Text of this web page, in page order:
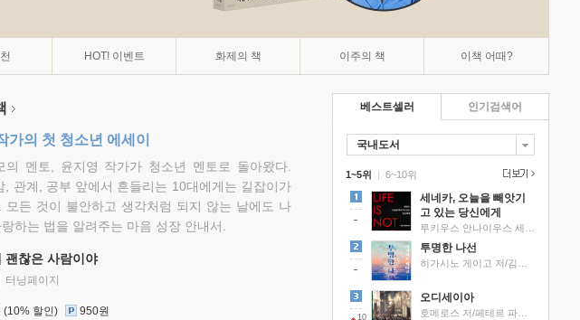
HOT! 이벤트 화제의 책 이주의 책 이책 어때?
가의 첫 청소년 에세이
의 멘토, 윤지영 작가가 청소년 멘토로 돌아왔다.
, 관계, 공부 앞에서 흔들리는 10대에게는 길잡이가
모든 것이 불안하고 생각처럼 되지 않는 날에도 나
하는 법을 알려주는 마음 성장 안내서.
괜찮은 사람이야
터닝페이지
(10% 할인) 950원
베스트셀러
국내도서
1~5위 |
세네카, 오늘을 빼앗기
고 있는 당신에게
투명한 나선
10
오디세이아
6~10위
인기검색어